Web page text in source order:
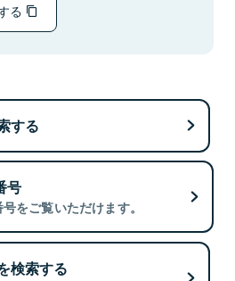
る
する
号
をご覧いただけます。
検索する